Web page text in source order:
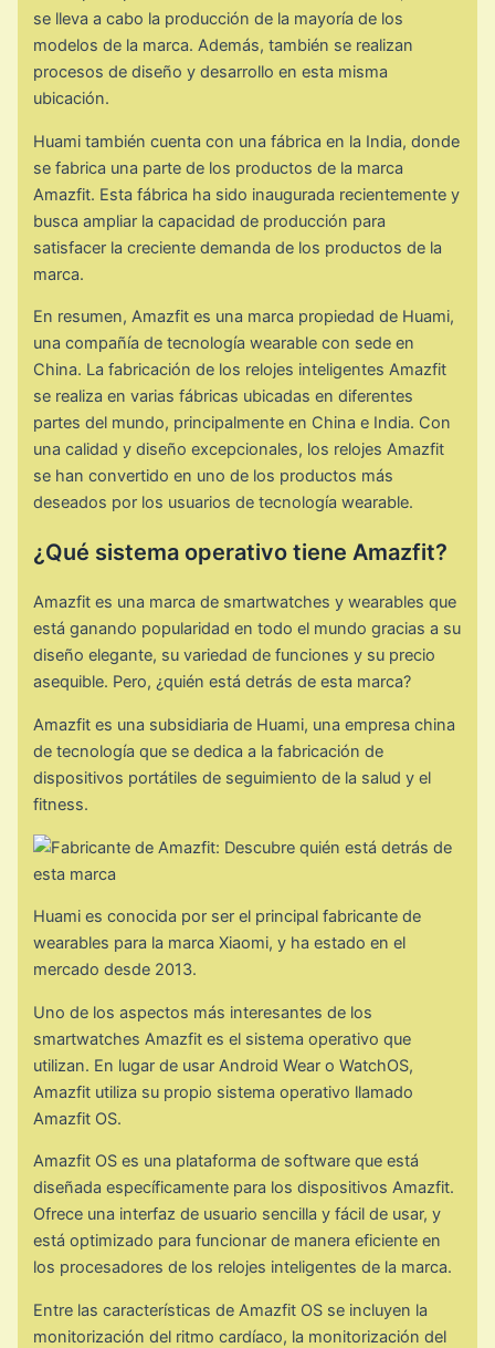
se lleva a cabo la producción de la mayoría de los
modelos de la marca. Además, también se realizan
procesos de diseño y desarrollo en esta misma
ubicación.
Huami también cuenta con una fábrica en la India, donde
se fabrica una parte de los productos de la marca
Amazfit. Esta fábrica ha sido inaugurada recientemente y
busca ampliar la capacidad de producción para
satisfacer la creciente demanda de los productos de la
marca.
En resumen, Amazfit es una marca propiedad de Huami,
una compañía de tecnología wearable con sede en
China. La fabricación de los relojes inteligentes Amazfit
se realiza en varias fábricas ubicadas en diferentes
partes del mundo, principalmente en China e India. Con
una calidad y diseño excepcionales, los relojes Amazfit
se han convertido en uno de los productos más
deseados por los usuarios de tecnología wearable.
¿Qué sistema operativo tiene Amazfit?
Amazfit es una marca de smartwatches y wearables que
está ganando popularidad en todo el mundo gracias a su
diseño elegante, su variedad de funciones y su precio
asequible. Pero, ¿quién está detrás de esta marca?
Amazfit es una subsidiaria de Huami, una empresa china
de tecnología que se dedica a la fabricación de
dispositivos portátiles de seguimiento de la salud y el
fitness.
Huami es conocida por ser el principal fabricante de
wearables para la marca Xiaomi, y ha estado en el
mercado desde 2013.
Uno de los aspectos más interesantes de los
smartwatches Amazfit es el sistema operativo que
utilizan. En lugar de usar Android Wear o WatchOS,
Amazfit utiliza su propio sistema operativo llamado
Amazfit OS.
Amazfit OS es una plataforma de software que está
diseñada específicamente para los dispositivos Amazfit.
Ofrece una interfaz de usuario sencilla y fácil de usar, y
está optimizado para funcionar de manera eficiente en
los procesadores de los relojes inteligentes de la marca.
Entre las características de Amazfit OS se incluyen la
monitorización del ritmo cardíaco, la monitorización del